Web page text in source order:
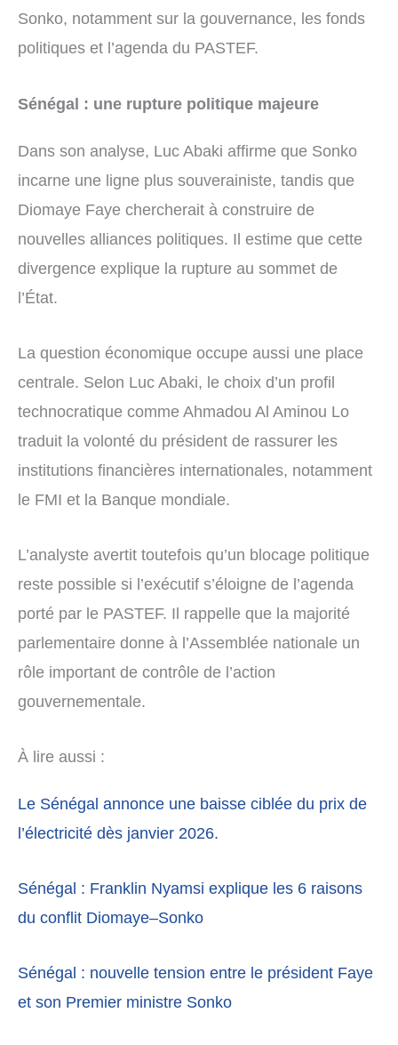
Sonko, notamment sur la gouvernance, les fonds
politiques et l’agenda du PASTEF.
Sénégal : une rupture politique majeure
Dans son analyse, Luc Abaki affirme que Sonko
incarne une ligne plus souverainiste, tandis que
Diomaye Faye chercherait à construire de
nouvelles alliances politiques. Il estime que cette
divergence explique la rupture au sommet de
l’État.
La question économique occupe aussi une place
centrale. Selon Luc Abaki, le choix d’un profil
technocratique comme Ahmadou Al Aminou Lo
traduit la volonté du président de rassurer les
institutions financières internationales, notamment
le FMI et la Banque mondiale.
L’analyste avertit toutefois qu’un blocage politique
reste possible si l’exécutif s’éloigne de l’agenda
porté par le PASTEF. Il rappelle que la majorité
parlementaire donne à l’Assemblée nationale un
rôle important de contrôle de l’action
gouvernementale.
À lire aussi :
Le Sénégal annonce une baisse ciblée du prix de
l’électricité dès janvier 2026.
Sénégal : Franklin Nyamsi explique les 6 raisons
du conflit Diomaye–Sonko
Sénégal : nouvelle tension entre le président Faye
et son Premier ministre Sonko